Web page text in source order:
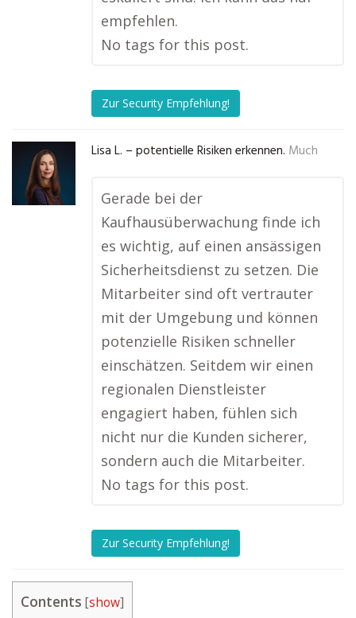
empfehlen.
No tags for this post.
Zur Security Empfehlung!
Lisa L. – potentielle Risiken erkennen. Much
Gerade bei der
Kaufhausüberwachung finde ich
es wichtig, auf einen ansässigen
Sicherheitsdienst zu setzen. Die
Mitarbeiter sind oft vertrauter
mit der Umgebung und können
potenzielle Risiken schneller
einschätzen. Seitdem wir einen
regionalen Dienstleister
engagiert haben, fühlen sich
nicht nur die Kunden sicherer,
sondern auch die Mitarbeiter.
No tags for this post.
Zur Security Empfehlung!
Contents [show]